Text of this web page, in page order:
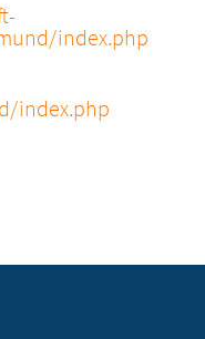
index.php
index.php